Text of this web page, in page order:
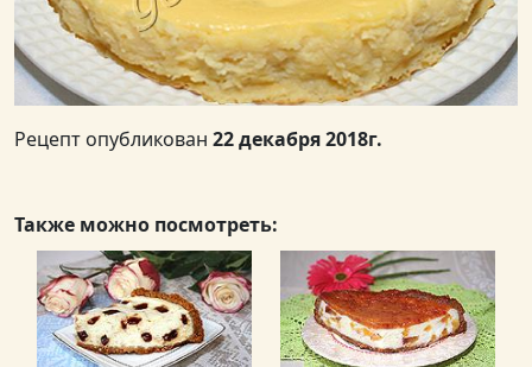
Рецепт опубликован 22 декабря 2018г.
Также можно посмотреть: